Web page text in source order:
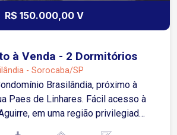
R$ 150.000,00 V
à Venda - 2 Dormitórios
- Sorocaba/SP
Brasilândia, próximo à
de Linhares. Fácil acesso à
em uma região privilegiada